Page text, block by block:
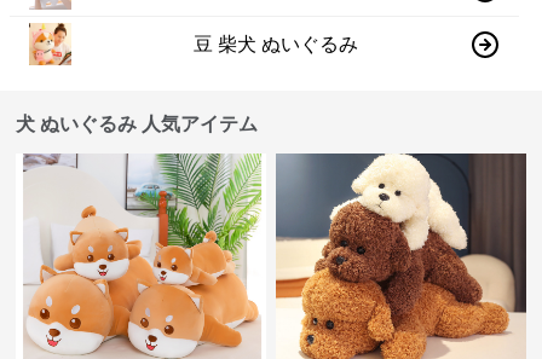
豆 柴犬 ぬいぐるみ
犬 ぬいぐるみ 人気アイテム